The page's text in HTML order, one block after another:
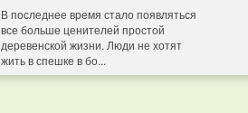
В последнее время стало появляться
все больше ценителей простой
деревенской жизни. Люди не хотят
жить в спешке в бо...